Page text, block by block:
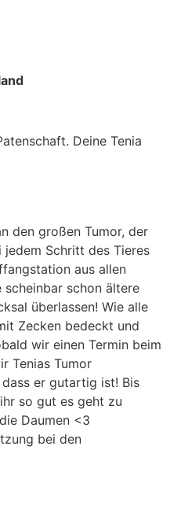
Deine Tenia
den großen Tumor, der
jedem Schritt des Tieres
aus allen
schon ältere
überlassen! Wie alle
Zecken bedeckt und
wir einen Termin beim
Tenias Tumor
er gutartig ist! Bis
so gut es geht zu
Daumen <3
bei den